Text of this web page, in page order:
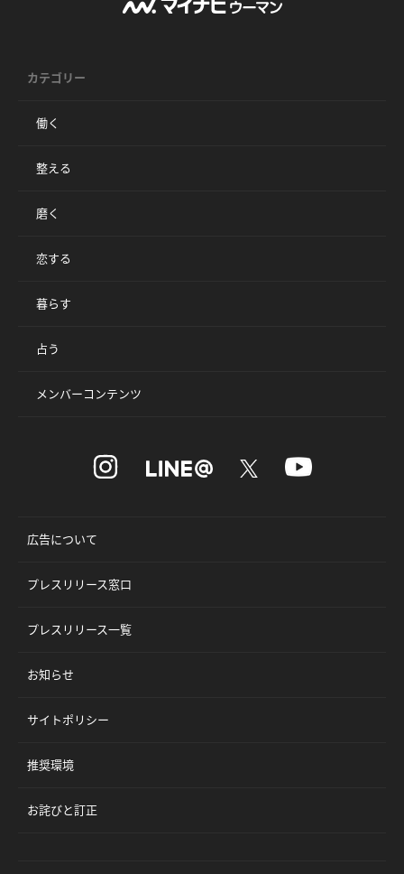
カテゴリー
働く
整える
磨く
恋する
暮らす
占う
メンバーコンテンツ
広告について
プレスリリース窓口
プレスリリース一覧
お知らせ
サイトポリシー
推奨環境
お詫びと訂正